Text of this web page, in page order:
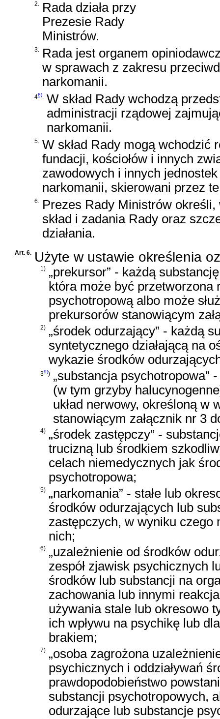
2. Rada działa przy
Prezesie Rady
Ministrów.
3. Rada jest organem
w sprawach z zakresu
narkomanii.
48). W skład Rady wchodzą
administracji rządowej
narkomanii.
5. W skład Rady mogą wchodzić
fundacji, kościołów i innych
zawodowych i innych
narkomanii, skierowani przez
6. Prezes Rady Ministrów
skład i zadania Rady oraz
działania.
Art. 6. Użyte w ustawie określenia
1) „prekursor” - każdą
która może być
psychotropową albo może
prekursorów stanowiącym
2) „środek odurzający” - każdą
syntetycznego działającą na
wykazie środków
39)) „substancja psychotropowa”
(w tym grzyby
układ nerwowy, określoną w
stanowiącym załącznik nr 3
4) „środek zastępczy” -
trucizną lub środkiem
celach niemedycznych jak
psychotropowa;
5) „narkomania” - stałe lub
środków odurzających lub
zastępczych, w wyniku czego
nich;
6) „uzależnienie od środków
zespół zjawisk psychicznych
środków lub substancji na
zachowania lub innymi
używania stale lub okresowo
ich wpływu na psychikę lub
brakiem;
7) „osoba zagrożona
psychicznych i oddziaływań
prawdopodobieństwo
substancji psychotropowych,
odurzające lub substancje